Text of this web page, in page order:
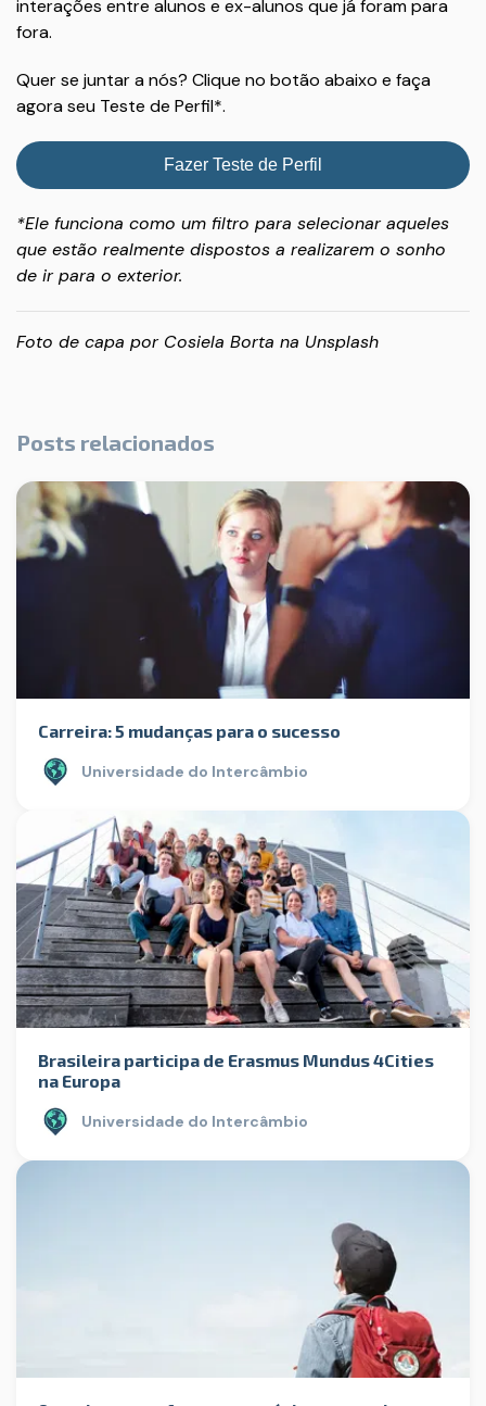
interações entre alunos e ex-alunos que já foram para
fora.
Quer se juntar a nós? Clique no botão abaixo e faça
agora seu Teste de Perfil*.
Fazer Teste de Perfil
*Ele funciona como um filtro para selecionar aqueles
que estão realmente dispostos a realizarem o sonho
de ir para o exterior.
Foto de capa por Cosiela Borta na Unsplash
Posts relacionados
Carreira: 5 mudanças para o sucesso
Universidade do Intercâmbio
Brasileira participa de Erasmus Mundus 4Cities
na Europa
Universidade do Intercâmbio